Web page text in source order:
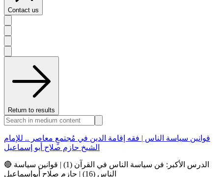
Contact us
Return to results
قوانين سياسة الناس | فقه إقامة الدين في مُجتمعٍ معاصر .. للإمام
الشيخ حازم صلاح أبو إسماعيل
🔴 الدرس الأكبر: فن سياسة الناس في القرآن (1) | قوانين سياسة
الناس (16) | حازم صلاح أبوإسماعيل